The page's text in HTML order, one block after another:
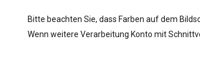
Bitte beachten Sie, dass Farben auf dem
Wenn weitere Verarbeitung Konto mit